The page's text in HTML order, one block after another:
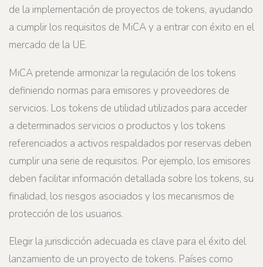
de la implementación de proyectos de tokens, ayudando
a cumplir los requisitos de MiCA y a entrar con éxito en el
mercado de la UE.
MiCA pretende armonizar la regulación de los tokens
definiendo normas para emisores y proveedores de
servicios. Los tokens de utilidad utilizados para acceder
a determinados servicios o productos y los tokens
referenciados a activos respaldados por reservas deben
cumplir una serie de requisitos. Por ejemplo, los emisores
deben facilitar información detallada sobre los tokens, su
finalidad, los riesgos asociados y los mecanismos de
protección de los usuarios.
Elegir la jurisdicción adecuada es clave para el éxito del
lanzamiento de un proyecto de tokens. Países como